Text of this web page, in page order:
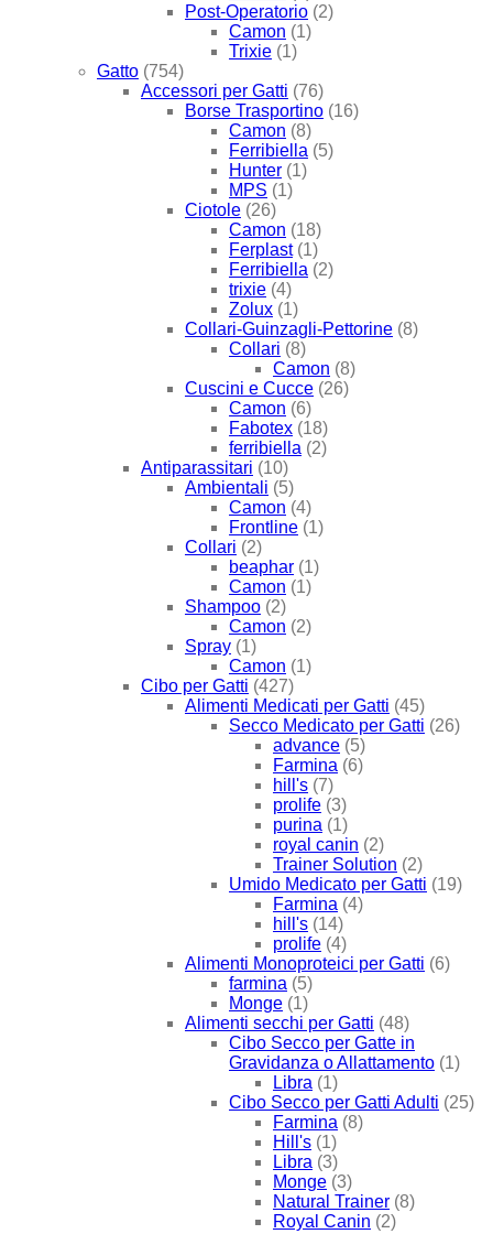
Post-Operatorio (2)
Camon (1)
Trixie (1)
Gatto (754)
Accessori per Gatti (76)
Borse Trasportino (16)
Camon (8)
Ferribiella (5)
Hunter (1)
MPS (1)
Ciotole (26)
Camon (18)
Ferplast (1)
Ferribiella (2)
trixie (4)
Zolux (1)
Collari-Guinzagli-Pettorine (8)
Collari (8)
Camon (8)
Cuscini e Cucce (26)
Camon (6)
Fabotex (18)
ferribiella (2)
Antiparassitari (10)
Ambientali (5)
Camon (4)
Frontline (1)
Collari (2)
beaphar (1)
Camon (1)
Shampoo (2)
Camon (2)
Spray (1)
Camon (1)
Cibo per Gatti (427)
Alimenti Medicati per Gatti (45)
Secco Medicato per Gatti (26)
advance (5)
Farmina (6)
hill's (7)
prolife (3)
purina (1)
royal canin (2)
Trainer Solution (2)
Umido Medicato per Gatti (19)
Farmina (4)
hill's (14)
prolife (4)
Alimenti Monoproteici per Gatti (6)
farmina (5)
Monge (1)
Alimenti secchi per Gatti (48)
Cibo Secco per Gatte in
Gravidanza o Allattamento (1)
Libra (1)
Cibo Secco per Gatti Adulti (25)
Farmina (8)
Hill's (1)
Libra (3)
Monge (3)
Natural Trainer (8)
Royal Canin (2)